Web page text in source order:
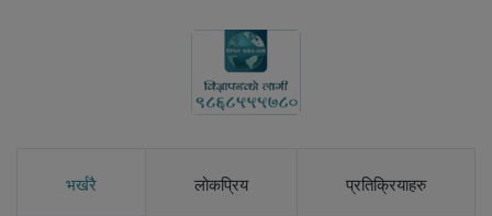
भर्खरै लोकप्रिय प्रतिक्रियाहरु